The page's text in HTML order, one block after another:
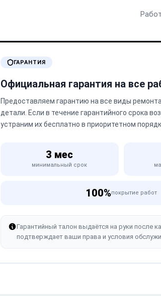
ГАРАНТИЯ
Официальная гарантия на все
Предоставляем гарантию на все виды
детали. Если в течение гарантийного срока
устраним их бесплатно в приоритетном
3 мес
минимальный срок
100%покрытие работ
Гарантийный талон выдаётся на руки после
подтверждает ваши права и условия